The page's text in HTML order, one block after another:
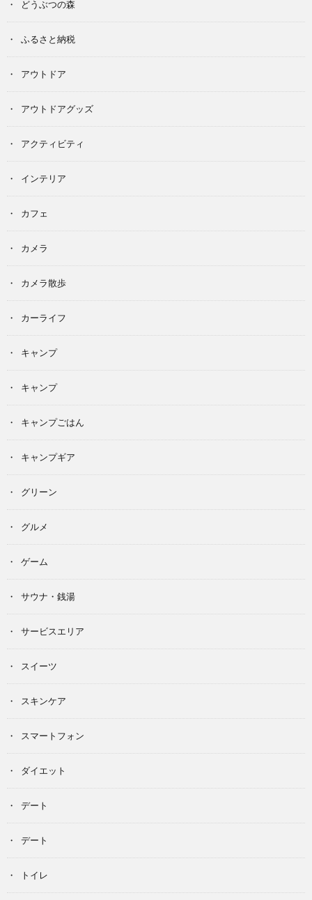
どうぶつの森
ふるさと納税
アウトドア
アウトドアグッズ
アクティビティ
インテリア
カフェ
カメラ
カメラ散歩
カーライフ
キャンプ
キャンプ
キャンプごはん
キャンプギア
グリーン
グルメ
ゲーム
サウナ・銭湯
サービスエリア
スイーツ
スキンケア
スマートフォン
ダイエット
デート
デート
トイレ